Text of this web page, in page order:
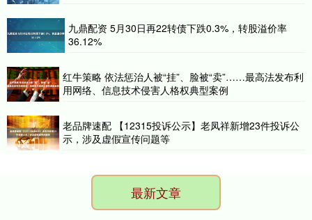
九鼎配资 5月30日再22转债下跌0.3%，转股溢价率
36.12%
红牛策略 依法惩治人被“挂”、脸被“卖”……最高法发布利
用网络、信息技术侵害人格权典型案例
老品牌速配 【12315投诉公示】老凤祥新增23件投诉公
示，涉及虚假宣传问题等
最新文章